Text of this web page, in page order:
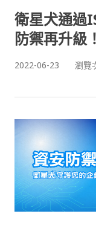
衛星犬通過
防禦再升級！
2022-06-23
瀏覽